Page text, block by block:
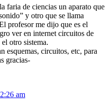
faria de ciencias un aparato que
y otro que se llama
profesor me dijo que es el
ver en internet circuitos de
otro sistema.
esquemas, circuitos, etc, para
gracias-
am